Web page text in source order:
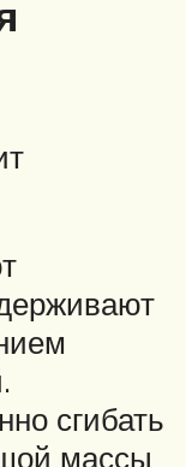
сгибать
массы